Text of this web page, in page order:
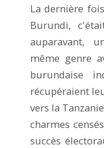
La dernière
Burundi,
auparavant,
même genre
burundaise
récupéraient
vers la
charmes
succès